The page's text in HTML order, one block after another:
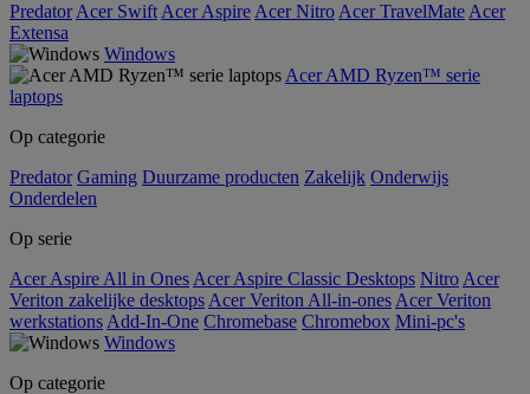
Predator Acer Swift Acer Aspire Acer Nitro Acer TravelMate Acer
Extensa
Windows
Acer AMD Ryzen™ serie
laptops
Op categorie
Predator Gaming Duurzame producten Zakelijk Onderwijs
Onderdelen
Op serie
Acer Aspire All in Ones Acer Aspire Classic Desktops Nitro Acer
Veriton zakelijke desktops Acer Veriton All-in-ones Acer Veriton
werkstations Add-In-One Chromebase Chromebox Mini-pc's
Windows
Op categorie